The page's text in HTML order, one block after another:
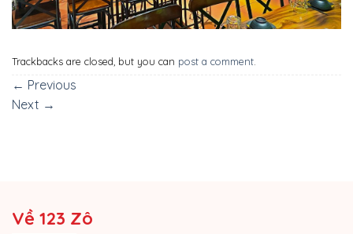
Trackbacks are closed, but you can post a comment
← Previous
Next →
Về 123 Zô